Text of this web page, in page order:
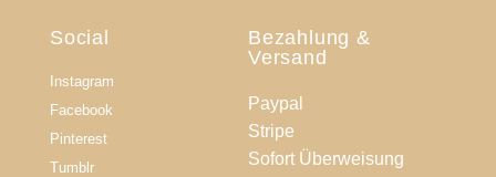
Social
Instagram
Facebook
Pinterest
Tumblr
Bezahlung &
Versand
Paypal
Stripe
Sofort Überweisung